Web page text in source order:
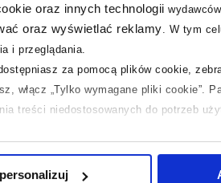
oraz innych technologii wydawców
oraz wyświetlać reklamy
W tym
i przeglądania.
za pomocą plików cookie,
włącz „Tylko wymagane pliki cookie”.
treści niedostosowanych do potrzeb
zakładek „Informacje o plikach